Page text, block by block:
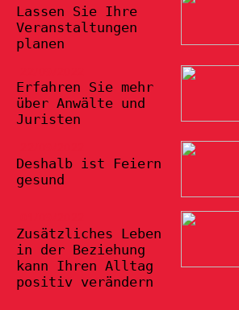
Lassen Sie Ihre
Veranstaltungen
planen
Erfahren Sie mehr
über Anwälte und
Juristen
Deshalb ist Feiern
gesund
Zusätzliches Leben
in der Beziehung
kann Ihren Alltag
positiv verändern